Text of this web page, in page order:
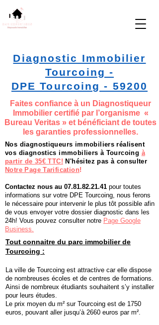
Diagnostic Immobilier
Tourcoing -
DPE Tourcoing - 59200
Faites confiance à un Diagnostiqueur
Immobilier certifié par l’organisme «
Bureau Veritas » et bénéficiant de toutes
les garanties professionnelles.
Nos diagnostiqueurs immobiliers réalisent
vos diagnostics immobiliers à Tourcoing à
partir de 35€ TTC! N'hésitez pas à consulter
Notre Page Tarification!
Contactez nous au 07.81.82.21.41 pour toutes
informations sur votre DPE Tourcoing, nous ferons
le nécessaire pour intervenir le plus tôt possible afin
de vous envoyer votre dossier diagnostic dans les
24h! Vous pouvez consulter notre Page Google
Business.
Tout connaitre du parc immobilier de
Tourcoing :
La ville de Tourcoing est attractive car elle dispose
de nombreuses écoles et de centres de formations.
Ainsi de nombreux étudiants souhaitent s’y installer
pour leurs études.
Le prix moyen du m² sur Tourcoing est de 1750
euros, pouvant aller jusqu’à 2660 euros par m².